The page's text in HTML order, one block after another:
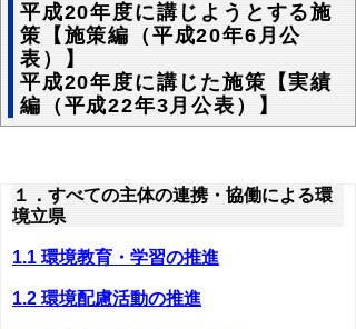
平成20年度に講じようとする施
策【施策編（平成20年6月公
表）】
平成20年度に講じた施策【実績
編（平成22年3月公表）】
１．すべての主体の連携・協働による環
境立県
1.1 環境教育・学習の推進
1.2 環境配慮活動の推進